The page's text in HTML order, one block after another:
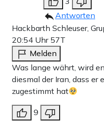
Antworten
Hackbarth Schleuser,
20:54 Uhr 57T
Melden
Was lange währt, wird
diesmal der Iran, dass er
zugestimmt hat
9